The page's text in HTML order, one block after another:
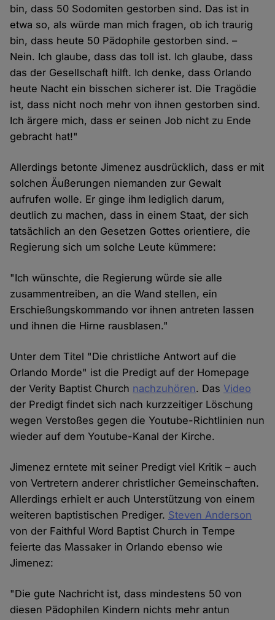
bin, dass 50 Sodomiten gestorben sind. Das ist in
etwa so, als würde man mich fragen, ob ich traurig
bin, dass heute 50 Pädophile gestorben sind. –
Nein. Ich glaube, dass das toll ist. Ich glaube, dass
das der Gesellschaft hilft. Ich denke, dass Orlando
heute Nacht ein bisschen sicherer ist. Die Tragödie
ist, dass nicht noch mehr von ihnen gestorben sind.
Ich ärgere mich, dass er seinen Job nicht zu Ende
gebracht hat!"
Allerdings betonte Jimenez ausdrücklich, dass er mit
solchen Äußerungen niemanden zur Gewalt
aufrufen wolle. Er ginge ihm lediglich darum,
deutlich zu machen, dass in einem Staat, der sich
tatsächlich an den Gesetzen Gottes orientiere, die
Regierung sich um solche Leute kümmere:
"Ich wünschte, die Regierung würde sie alle
zusammentreiben, an die Wand stellen, ein
Erschießungskommando vor ihnen antreten lassen
und ihnen die Hirne rausblasen."
Unter dem Titel "Die christliche Antwort auf die
Orlando Morde" ist die Predigt auf der Homepage
der Verity Baptist Church nachzuhören. DasVideo
der Predigt findet sich nach kurzzeitiger Löschung
wegen Verstoßes gegen die Youtube-Richtlinien nun
wieder auf dem Youtube-Kanal der Kirche.
Jimenez erntete mit seiner Predigt viel Kritik – auch
von Vertretern anderer christlicher Gemeinschaften.
Allerdings erhielt er auch Unterstützung von einem
weiteren baptistischen Prediger. Steven Anderson
von der Faithful Word Baptist Church in Tempe
feierte das Massaker in Orlando ebenso wie
Jimenez:
"Die gute Nachricht ist, dass mindestens 50 von
diesen Pädophilen Kindern nichts mehr antun